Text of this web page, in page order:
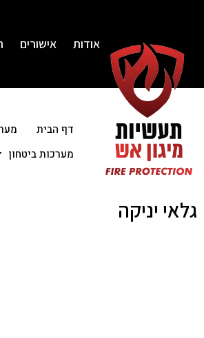
אודות אישורים
דף הבית
מערכות ביטחון
גלאי יניקה